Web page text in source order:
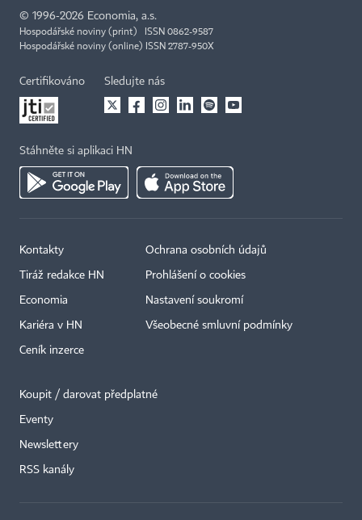
© 1996-2026 Economia, a.s.
Hospodářské noviny (print) ISSN 0862-9587
Hospodářské noviny (online) ISSN 2787-950X
Certifikováno Sledujte nás
Stáhněte si aplikaci HN
Kontakty
Tiráž redakce HN
Economia
Kariéra v HN
Ceník inzerce
Ochrana osobních údajů
Prohlášení o cookies
Nastavení soukromí
Všeobecné smluvní podmínky
Koupit / darovat předplatné
Eventy
Newslettery
RSS kanály